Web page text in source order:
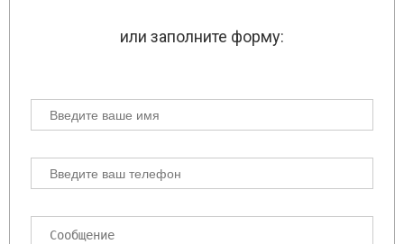
или заполните форму: